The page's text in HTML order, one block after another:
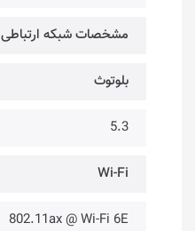
مشخصات شبکه ارتباطی
بلوتوث
5.3
Wi-Fi
802.11ax @ Wi-Fi 6E